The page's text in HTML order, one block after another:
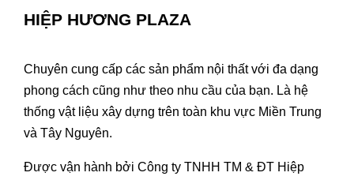
HIỆP HƯƠNG PLAZA
Chuyên cung cấp các sản phẩm nội thất với đa dạng
phong cách cũng như theo nhu cầu của bạn. Là hệ
thống vật liệu xây dựng trên toàn khu vực Miền Trung
và Tây Nguyên.
Được vận hành bởi Công ty TNHH TM & ĐT Hiệp